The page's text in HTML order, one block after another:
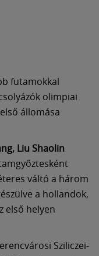
futamokkal
olimpiai
állomása
Liu Shaolin
váltó a három
a hollandok,
első helyen
Sziliczei-